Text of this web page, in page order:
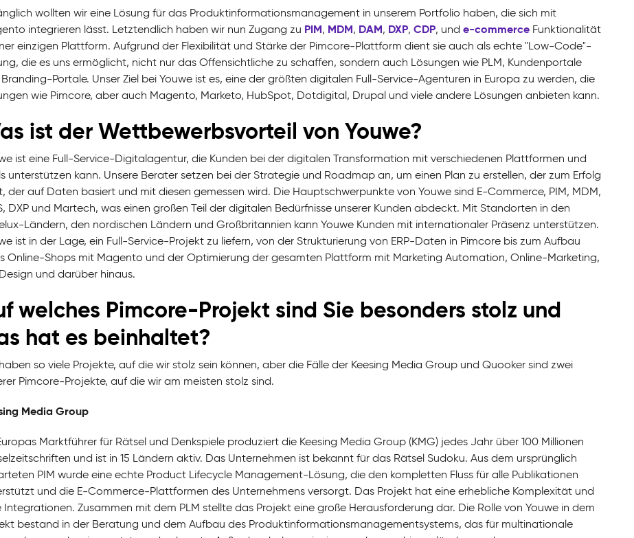
wollten wir eine Lösung für das Produktinformationsmanagement in unserem Portfolio haben, die sich mit
integrieren lässt. Letztendlich haben wir nun Zugang zu PIM, MDM, DAM, DXP, CDP, und e-commerce Funktionalität
einzigen Plattform. Aufgrund der Flexibilität und Stärke der Pimcore-Plattform dient sie auch als echte "Low-Code"-
die es uns ermöglicht, nicht nur das Offensichtliche zu schaffen, sondern auch Lösungen wie PLM, Kundenportale
Portale. Unser Ziel bei Youwe ist es, eine der größten digitalen Full-Service-Agenturen in Europa zu werden, die
wie Pimcore, aber auch Magento, Marketo, HubSpot, Dotdigital, Drupal und viele andere Lösungen anbieten kann.
ist der Wettbewerbsvorteil von Youwe?
ist eine Full-Service-Digitalagentur, die Kunden bei der digitalen Transformation mit verschiedenen Plattformen und
unterstützen kann. Unsere Berater setzen bei der Strategie und Roadmap an, um einen Plan zu erstellen, der zum Erfolg
der auf Daten basiert und mit diesen gemessen wird. Die Hauptschwerpunkte von Youwe sind E-Commerce, PIM, MDM,
DXP und Martech, was einen großen Teil der digitalen Bedürfnisse unserer Kunden abdeckt. Mit Standorten in den
Ländern, den nordischen Ländern und Großbritannien kann Youwe Kunden mit internationaler Präsenz unterstützen.
ist in der Lage, ein Full-Service-Projekt zu liefern, von der Strukturierung von ERP-Daten in Pimcore bis zum Aufbau
Online-Shops mit Magento und der Optimierung der gesamten Plattform mit Marketing Automation, Online-Marketing,
und darüber hinaus.
welches Pimcore-Projekt sind Sie besonders stolz und
hat es beinhaltet?
so viele Projekte, auf die wir stolz sein können, aber die Fälle der Keesing Media Group und Quooker sind zwei
Pimcore-Projekte, auf die wir am meisten stolz sind.
Media Group
Marktführer für Rätsel und Denkspiele produziert die Keesing Media Group (KMG) jedes Jahr über 100 Millionen
und ist in 15 Ländern aktiv. Das Unternehmen ist bekannt für das Rätsel Sudoku. Aus dem ursprünglich
PIM wurde eine echte Product Lifecycle Management-Lösung, die den kompletten Fluss für alle Publikationen
und die E-Commerce-Plattformen des Unternehmens versorgt. Das Projekt hat eine erhebliche Komplexität und
Integrationen. Zusammen mit dem PLM stellte das Projekt eine große Herausforderung dar. Die Rolle von Youwe in dem
bestand in der Beratung und dem Aufbau des Produktinformationsmanagementsystems, das für multinationale